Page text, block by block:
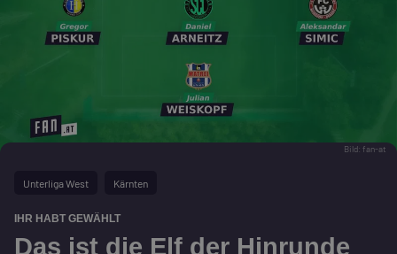
Bild: fan-at
Unterliga West Kärnten
IHR HABT GEWÄHLT
Das ist die Elf der Hinrunde